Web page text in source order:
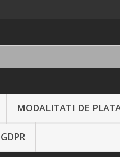
MODALITATI DE
GDPR